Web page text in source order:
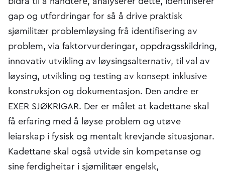
gap og utfordringar for så å drive praktisk
sjømilitær problemløysing frå identifisering av
problem, via faktorvurderingar, oppdragsskildring,
innovativ utvikling av løysingsalternativ, til val av
løysing, utvikling og testing av konsept inklusive
konstruksjon og dokumentasjon. Den andre er
EXER SJØKRIGAR. Der er målet at kadettane skal
få erfaring med å løyse problem og utøve
leiarskap i fysisk og mentalt krevjande situasjonar.
Kadettane skal også utvide sin kompetanse og
sine ferdigheitar i sjømilitær engelsk,